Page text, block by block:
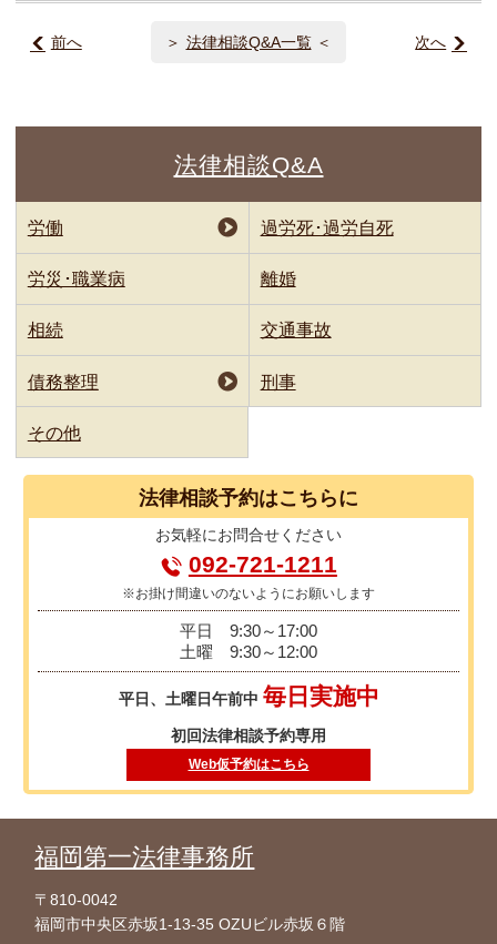
前へ 法律相談Q&A一覧 次へ
法律相談Q&A
労働 過労死･過労自死
労災･職業病 離婚
相続 交通事故
債務整理 刑事
その他
法律相談予約はこちらに
お気軽にお問合せください
092-721-1211
※お掛け間違いのないようにお願いします
平日
9:30～17:00
土曜
9:30～12:00
平日、土曜日午前中 毎日実施中
初回法律相談予約専用
Web仮予約はこちら
福岡第一法律事務所
〒810-0042
福岡市中央区赤坂1-13-35 OZUビル赤坂６階